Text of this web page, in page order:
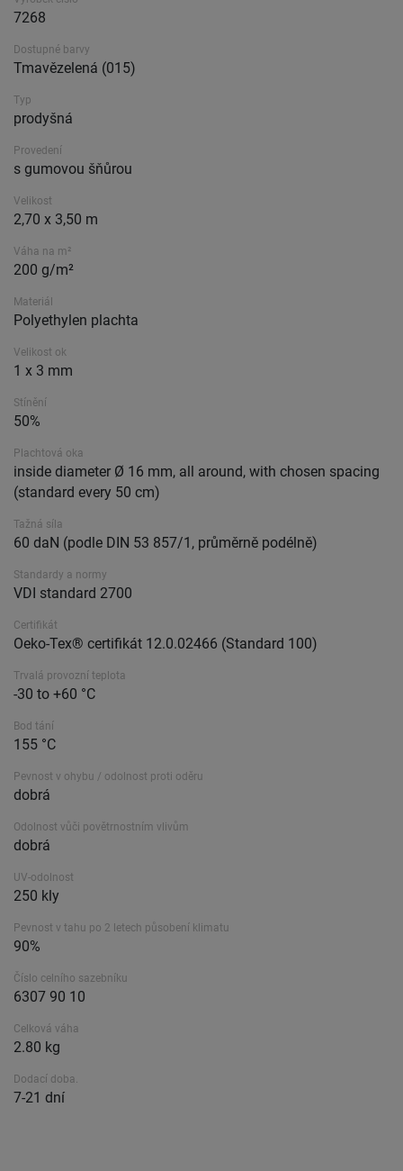
7268
Dostupné barvy
Tmavězelená (015)
Typ
prodyšná
Provedení
s gumovou šňůrou
Velikost
2,70 x 3,50 m
Váha na m²
200 g/m²
Materiál
Polyethylen plachta
Velikost ok
1 x 3 mm
Stínění
50%
Plachtová oka
inside diameter Ø 16 mm, all around, with chosen spacing
(standard every 50 cm)
Tažná síla
60 daN (podle DIN 53 857/1, průměrně podélně)
Standardy a normy
VDI standard 2700
Certifikát
Oeko-Tex® certifikát 12.0.02466 (Standard 100)
Trvalá provozní teplota
-30 to +60 °C
Bod tání
155 °C
Pevnost v ohybu / odolnost proti oděru
dobrá
Odolnost vůči povětrnostním vlivům
dobrá
UV-odolnost
250 kly
Pevnost v tahu po 2 letech působení klimatu
90%
Číslo celního sazebníku
6307 90 10
Celková váha
2.80 kg
Dodací doba.
7-21 dní